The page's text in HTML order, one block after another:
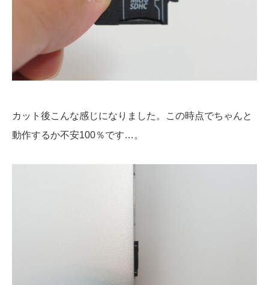
カット後こんな感じになりました。この時点でちゃんと
動作するか不安100％です…。